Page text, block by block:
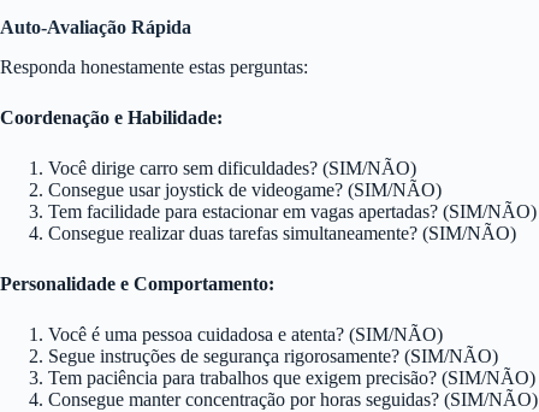
Auto-Avaliação Rápida
Responda honestamente estas perguntas:
Coordenação e Habilidade:
Você dirige carro sem dificuldades? (SIM/NÃO)
Consegue usar joystick de videogame? (SIM/NÃO)
Tem facilidade para estacionar em vagas apertadas? (SIM/NÃO)
Consegue realizar duas tarefas simultaneamente? (SIM/NÃO)
Personalidade e Comportamento:
Você é uma pessoa cuidadosa e atenta? (SIM/NÃO)
Segue instruções de segurança rigorosamente? (SIM/NÃO)
Tem paciência para trabalhos que exigem precisão? (SIM/NÃO)
Consegue manter concentração por horas seguidas? (SIM/NÃO)